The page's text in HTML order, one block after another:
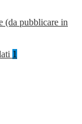
(da pubblicare in
1